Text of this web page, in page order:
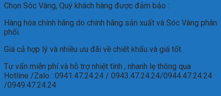
Chọn Sóc Vàng, Quý khách hàng được đảm bảo :
Hàng hóa chính hãng do chính hãng sản xuất và Sóc Vàng phân
phối.
Giá cả hợp lý và nhiều ưu đãi về chiết khấu và giá tốt.
Tư vấn miễn phí và hỗ trợ nhiệt tình , nhanh lẹ thông qua
Hotline /Zalo : 0941.47.24.24 / 0943.47.24.24/0944.47.24.24
/0949.47.24.24